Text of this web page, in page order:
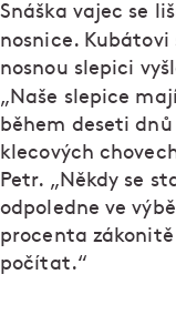
Snáška vajec se
nosnice. Kubátovi
nosnou slepici
„Naše slepice mají
během deseti
klecových
Petr. „Někdy se
odpoledne ve
procenta
počítat.“